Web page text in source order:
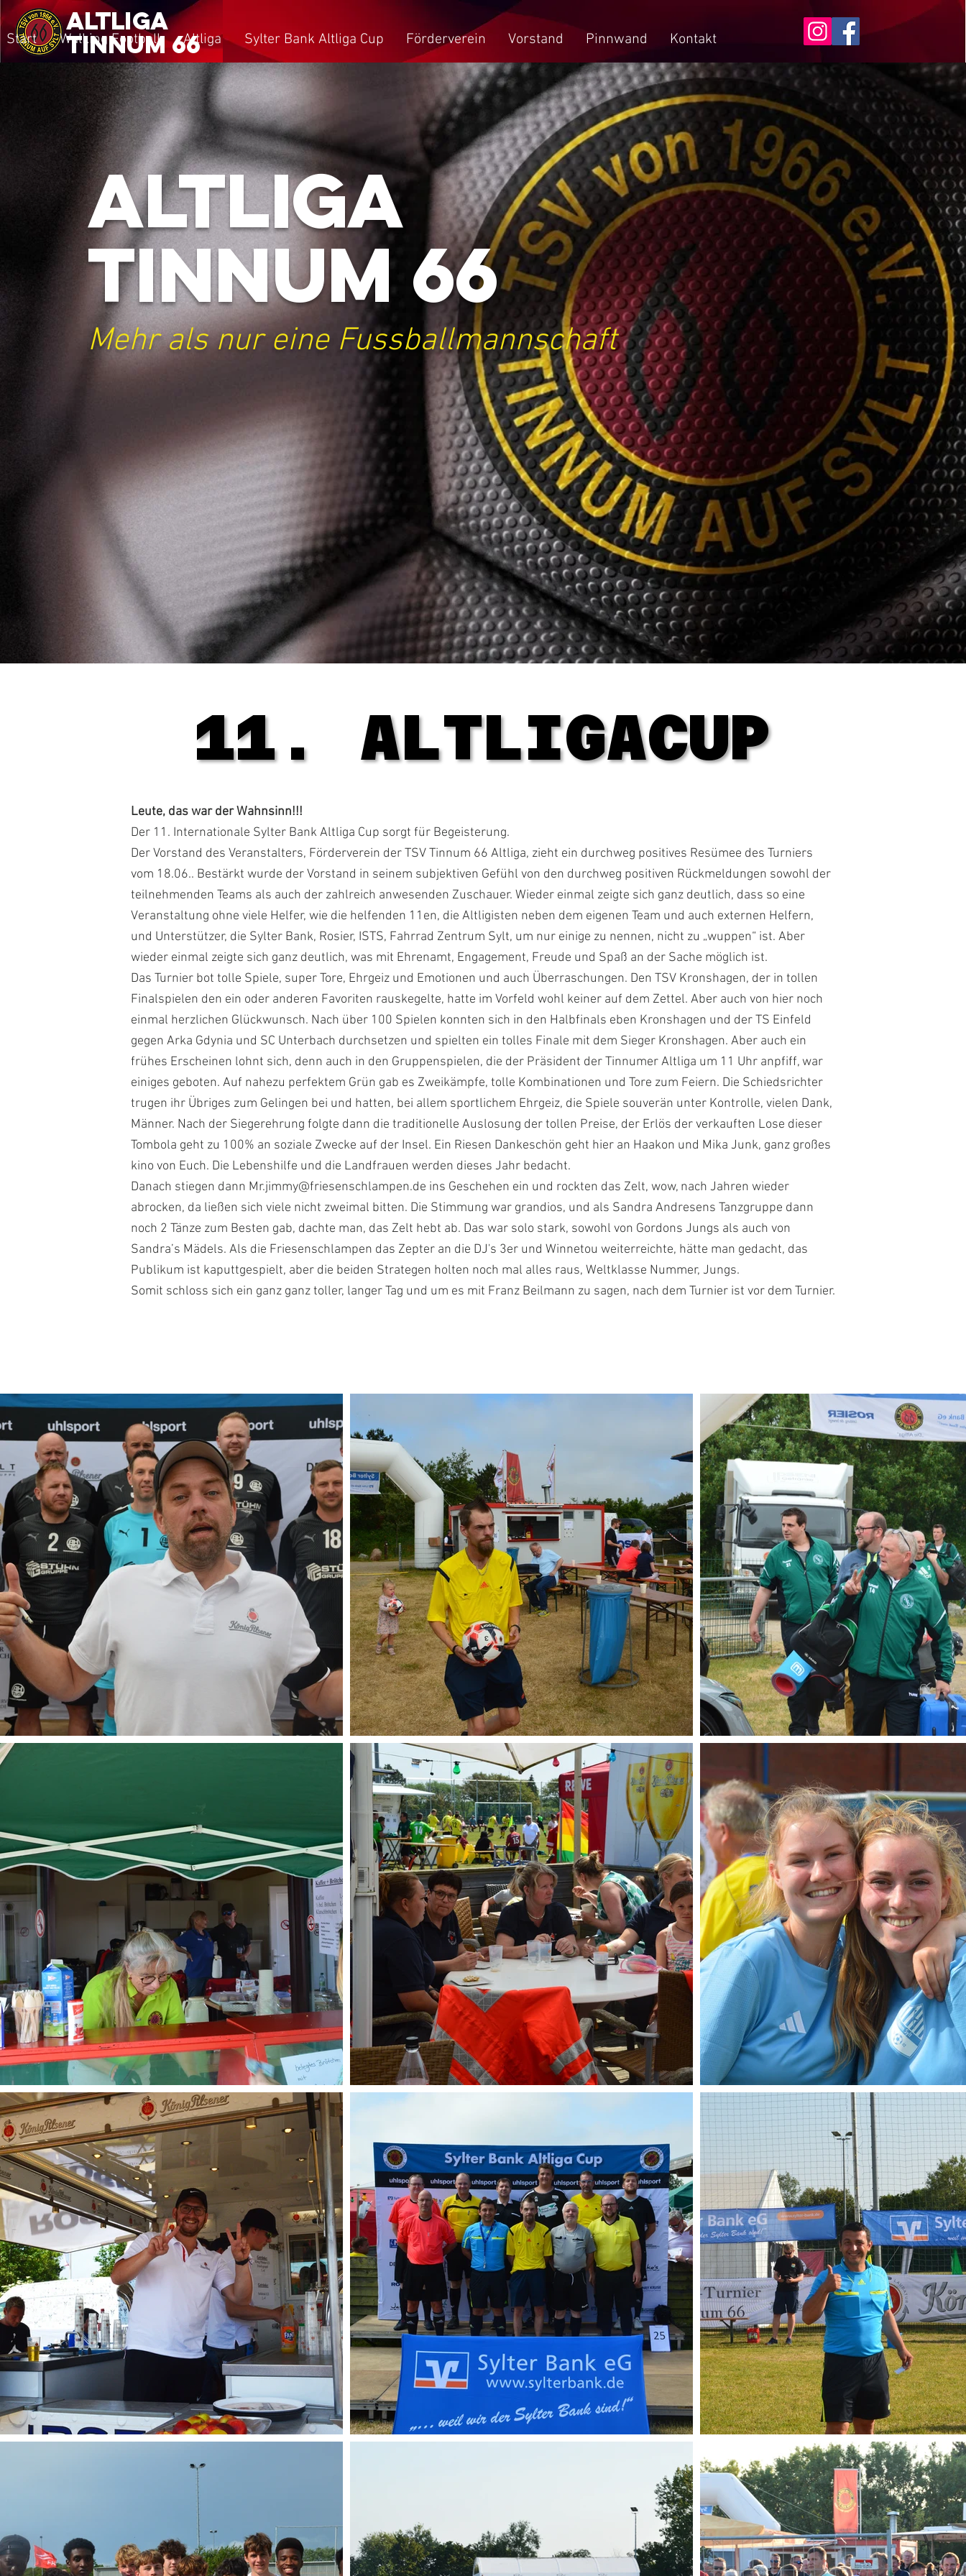
Altliga
tinnum 66
Start Walking Football Altliga Sylter Bank Altliga Cup Förderverein Vorstand Pinnwand Kontakt
Altliga
tinnum 66
Mehr als nur eine Fussballmannschaft
11. ALTLIGACUP
11. ALTLIGACUP
Leute, das war der Wahnsinn!!!
Der 11. Internationale Sylter Bank Altliga Cup sorgt für Begeisterung.
Der Vorstand des Veranstalters, Förderverein der TSV Tinnum 66 Altliga, zieht ein durchweg positives Resümee des Turniers
vom 18.06.. Bestärkt wurde der Vorstand in seinem subjektiven Gefühl von den durchweg positiven Rückmeldungen sowohl der
teilnehmenden Teams als auch der zahlreich anwesenden Zuschauer. Wieder einmal zeigte sich ganz deutlich, dass so eine
Veranstaltung ohne viele Helfer, wie die helfenden 11en, die Altligisten neben dem eigenen Team und auch externen Helfern,
und Unterstützer, die Sylter Bank, Rosier, ISTS, Fahrrad Zentrum Sylt, um nur einige zu nennen, nicht zu „wuppen“ ist. Aber
wieder einmal zeigte sich ganz deutlich, was mit Ehrenamt, Engagement, Freude und Spaß an der Sache möglich ist.
Das Turnier bot tolle Spiele, super Tore, Ehrgeiz und Emotionen und auch Überraschungen. Den TSV Kronshagen, der in tollen
Finalspielen den ein oder anderen Favoriten rauskegelte, hatte im Vorfeld wohl keiner auf dem Zettel. Aber auch von hier noch
einmal herzlichen Glückwunsch. Nach über 100 Spielen konnten sich in den Halbfinals eben Kronshagen und der TS Einfeld
gegen Arka Gdynia und SC Unterbach durchsetzen und spielten ein tolles Finale mit dem Sieger Kronshagen. Aber auch ein
frühes Erscheinen lohnt sich, denn auch in den Gruppenspielen, die der Präsident der Tinnumer Altliga um 11 Uhr anpfiff, war
einiges geboten. Auf nahezu perfektem Grün gab es Zweikämpfe, tolle Kombinationen und Tore zum Feiern. Die Schiedsrichter
trugen ihr Übriges zum Gelingen bei und hatten, bei allem sportlichem Ehrgeiz, die Spiele souverän unter Kontrolle, vielen Dank,
Männer. Nach der Siegerehrung folgte dann die traditionelle Auslosung der tollen Preise, der Erlös der verkauften Lose dieser
Tombola geht zu 100% an soziale Zwecke auf der Insel. Ein Riesen Dankeschön geht hier an Haakon und Mika Junk, ganz großes
kino von Euch. Die Lebenshilfe und die Landfrauen werden dieses Jahr bedacht.
Danach stiegen dann Mr.jimmy@friesenschlampen.de ins Geschehen ein und rockten das Zelt, wow, nach Jahren wieder
abrocken, da ließen sich viele nicht zweimal bitten. Die Stimmung war grandios, und als Sandra Andresens Tanzgruppe dann
noch 2 Tänze zum Besten gab, dachte man, das Zelt hebt ab. Das war solo stark, sowohl von Gordons Jungs als auch von
Sandra’s Mädels. Als die Friesenschlampen das Zepter an die DJ's 3er und Winnetou weiterreichte, hätte man gedacht, das
Publikum ist kaputtgespielt, aber die beiden Strategen holten noch mal alles raus, Weltklasse Nummer, Jungs.
Somit schloss sich ein ganz ganz toller, langer Tag und um es mit Franz Beilmann zu sagen, nach dem Turnier ist vor dem Turnier.